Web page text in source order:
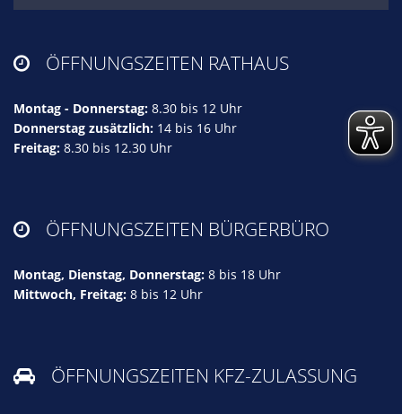
 ÖFFNUNGSZEITEN RATHAUS
Montag - Donnerstag: 8.30 bis 12 Uhr
Donnerstag zusätzlich: 14 bis 16 Uhr
Freitag: 8.30 bis 12.30 Uhr
 ÖFFNUNGSZEITEN BÜRGERBÜRO
Montag, Dienstag, Donnerstag: 8 bis 18 Uhr
Mittwoch, Freitag: 8 bis 12 Uhr
 ÖFFNUNGSZEITEN KFZ-ZULASSUNG